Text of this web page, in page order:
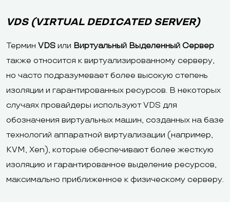
VDS (VIRTUAL DEDICATED SERVER)
Термин VDS или Виртуальный Выделенный Сервер
также относится к виртуализированному серверу,
но часто подразумевает более высокую степень
изоляции и гарантированных ресурсов. В некоторых
случаях провайдеры используют VDS для
обозначения виртуальных машин, созданных на базе
технологий аппаратной виртуализации (например,
KVM, Xen), которые обеспечивают более жесткую
изоляцию и гарантированное выделение ресурсов,
максимально приближенное к физическому серверу.